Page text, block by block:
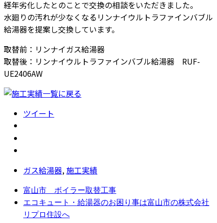
経年劣化したとのことで交換の相談をいただきました。
水廻りの汚れが少なくなるリンナイウルトラファインバブル
給湯器を提案し交換しています。
取替前：リンナイガス給湯器
取替後：リンナイウルトラファインバブル給湯器 RUF-
UE2406AW
ツイート
ガス給湯器,施工実績
富山市 ボイラー取替工事
エコキュート・給湯器のお困り事は富山市の株式会社
リプロ住設へ